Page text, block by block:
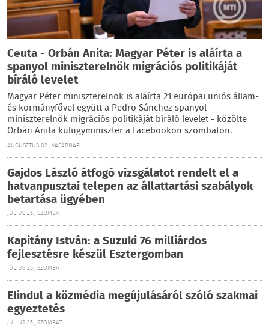
Ceuta - Orbán Anita: Magyar Péter is aláírta a
spanyol miniszterelnök migrációs politikáját
bíráló levelet
Magyar Péter miniszterelnök is aláírta 21 európai uniós állam-
és kormányfővel együtt a Pedro Sánchez spanyol
miniszterelnök migrációs politikáját bíráló levelet - közölte
Orbán Anita külügyminiszter a Facebookon szombaton.
AUGUSZTUS 02., VASÁRNAP
Gajdos László átfogó vizsgálatot rendelt el a
hatvanpusztai telepen az állattartási szabályok
betartása ügyében
JÚLIUS 25., SZOMBAT
Kapitány István: a Suzuki 76 milliárdos
fejlesztésre készül Esztergomban
JÚLIUS 25., SZOMBAT
Elindul a közmédia megújulásáról szóló szakmai
egyeztetés
JÚLIUS 25., SZOMBAT